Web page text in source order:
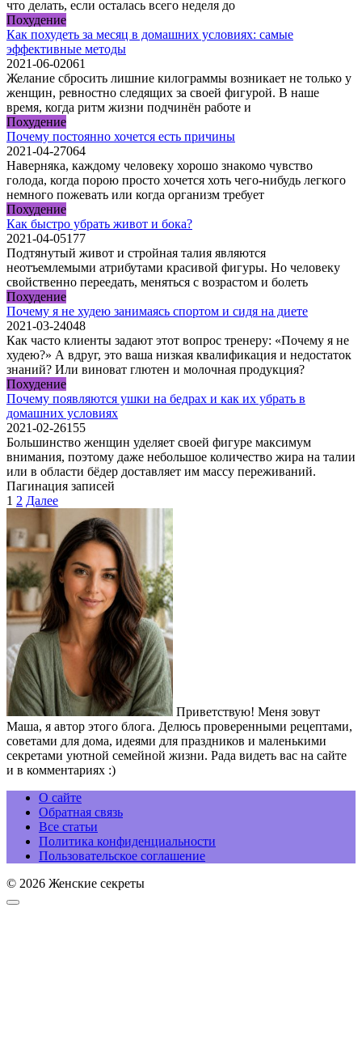
что делать, если осталась всего неделя до
Похудение
Как похудеть за месяц в домашних условиях: самые
эффективные методы
2021-06-02061
Желание сбросить лишние килограммы возникает не только у
женщин, ревностно следящих за своей фигурой. В наше
время, когда ритм жизни подчинён работе и
Похудение
Почему постоянно хочется есть причины
2021-04-27064
Наверняка, каждому человеку хорошо знакомо чувство
голода, когда порою просто хочется хоть чего-нибудь легкого
немного пожевать или когда организм требует
Похудение
Как быстро убрать живот и бока?
2021-04-051 77
Подтянутый живот и стройная талия являются
неотъемлемыми атрибутами красивой фигуры. Но человеку
свойственно переедать, меняться с возрастом и болеть
Похудение
Почему я не худею занимаясь спортом и сидя на диете
2021-03-24048
Как часто клиенты задают этот вопрос тренеру: «Почему я не
худею?» А вдруг, это ваша низкая квалификация и недостаток
знаний? Или виноват глютен и молочная продукция?
Похудение
Почему появляются ушки на бедрах и как их убрать в
домашних условиях
2021-02-261 55
Большинство женщин уделяет своей фигуре максимум
внимания, поэтому даже небольшое количество жира на талии
или в области бёдер доставляет им массу переживаний.
Пагинация записей
1 2 Далее
Приветствую! Меня зовут
Маша, я автор этого блога. Делюсь проверенными рецептами,
советами для дома, идеями для праздников и маленькими
секретами уютной семейной жизни. Рада видеть вас на сайте
и в комментариях :)
О сайте
Обратная связь
Все статьи
Политика конфиденциальности
Пользовательское соглашение
© 2026 Женские секреты